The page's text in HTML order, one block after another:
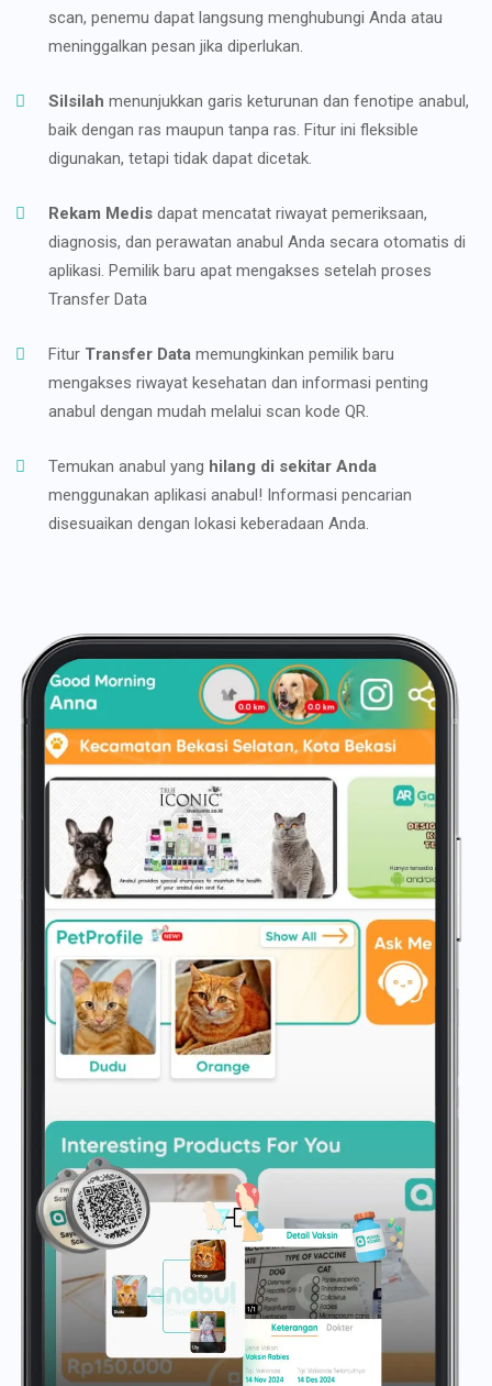
scan, penemu dapat langsung menghubungi Anda atau
meninggalkan pesan jika diperlukan.
Silsilah menunjukkan garis keturunan dan fenotipe anabul,
baik dengan ras maupun tanpa ras. Fitur ini fleksible
digunakan, tetapi tidak dapat dicetak.
Rekam Medis dapat mencatat riwayat pemeriksaan,
diagnosis, dan perawatan anabul Anda secara otomatis di
aplikasi. Pemilik baru apat mengakses setelah proses
Transfer Data
Fitur Transfer Data memungkinkan pemilik baru
mengakses riwayat kesehatan dan informasi penting
anabul dengan mudah melalui scan kode QR.
Temukan anabul yang hilang di sekitar Anda
menggunakan aplikasi anabul! Informasi pencarian
disesuaikan dengan lokasi keberadaan Anda.